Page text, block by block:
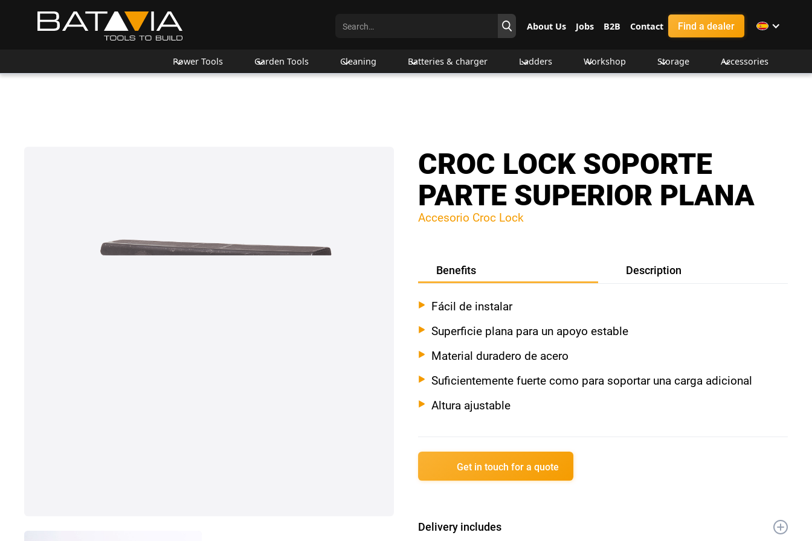
About Us Jobs B2B Contact Find a dealer
Power Tools Garden Tools Cleaning Batteries & charger Ladders Workshop Storage Accessories
CROC LOCK SOPORTE
PARTE SUPERIOR PLANA
Accesorio Croc Lock
Benefits Description
Fácil de instalar
Superficie plana para un apoyo estable
Material duradero de acero
Suficientemente fuerte como para soportar una carga adicional
Altura ajustable
Get in touch for a quote
Delivery includes